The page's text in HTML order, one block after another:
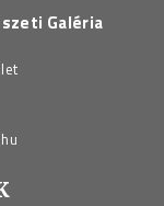
Galéria